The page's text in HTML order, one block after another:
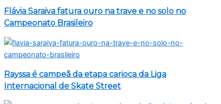
Flávia Saraiva fatura ouro na trave e no solo no
Campeonato Brasileiro
Rayssa é campeã da etapa carioca da Liga
Internacional de Skate Street